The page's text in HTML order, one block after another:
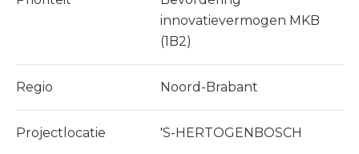
innovatievermogen MKB
(1B2)
Regio Noord-Brabant
Projectlocatie 'S-HERTOGENBOSCH